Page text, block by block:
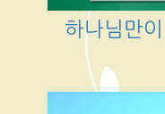
하나님만